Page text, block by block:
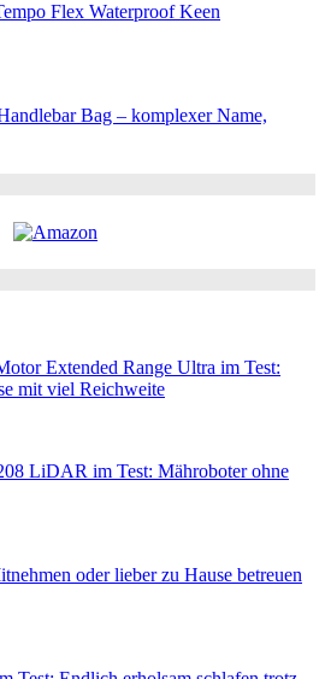
Flex Waterproof Keen
Bag – komplexer Name,
Extended Range Ultra im Test:
mit viel Reichweite
LiDAR im Test: Mähroboter ohne
oder lieber zu Hause betreuen